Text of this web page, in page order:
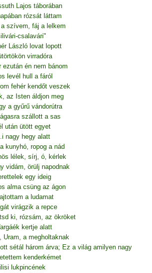
Lajos táborában
rózsát láttam
a szívem, fáj a lelkem
csalavári"
László lovat lopott
virradóra
ezután én nem bánom
levél hull a fáról
fehér kendőt veszek
az Isten áldjon meg
a gyűrű vándorútra
szállott a sas
után ütött egyet
nagy hegy alatt
kunyhó, ropog a nád
lélek, sírj, ó, kérlek
vidám, örülj napodnak
egy ideig
alma csüng az ágon
a ludamat
virágzik a repce
ki, rózsám, az ökröket
kertje alatt
Uram, a megholtaknak
sétál három árva; Ez a világ amilyen nagy
kenderkémet
lukpincének